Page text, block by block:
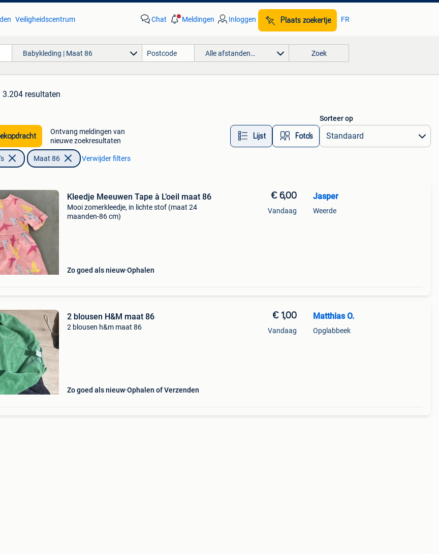
Veiligheidscentrum Chat Meldingen Inloggen Plaats zoekertje FR
Babykleding | Maat 86 Alle afstanden… Zoek
3.204 resultaten
Ontvang meldingen van
nieuwe zoekresultaten
Lijst Foto’s
Sorteer op
Maat 86 Verwijder filters
Kleedje Meeuwen Tape à L’oeil maat 86
Mooi zomerkleedje, in lichte stof (maat 24
maanden-86 cm)
Zo goed als nieuw Ophalen
€ 6,00
Vandaag
Jasper
Weerde
2 blousen H&M maat 86
2 blousen h&m maat 86
Zo goed als nieuw Ophalen of Verzenden
€ 1,00
Vandaag
Matthias O.
Opglabbeek